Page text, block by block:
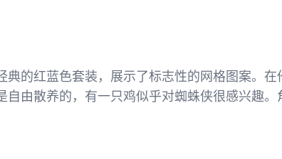
的红蓝色套装，展示了标志性的网格图案。
由散养的，有一只鸡似乎对蜘蛛侠很感兴趣